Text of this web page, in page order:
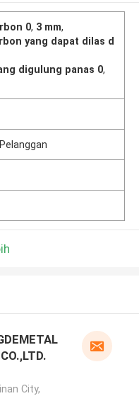
0, 3 mm,
yang dapat dilas d
digulung panas 0,
City,